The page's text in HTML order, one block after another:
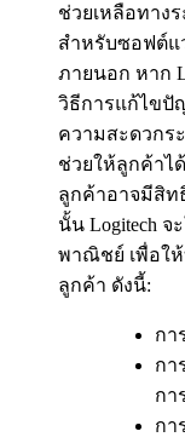
ช่วยเหลือทาง
สำหรับซอฟต์
ภายนอก หาก
วิธีการแก้ไขปั
ความสะดวกร
ช่วยให้ลูกค้าไ
ลูกค้าอาจมีสิท
นั้น Logitech
พาณิชย์ เพื่อใ
ลูกค้า ดังนี้:
กา
กา
กา
กา